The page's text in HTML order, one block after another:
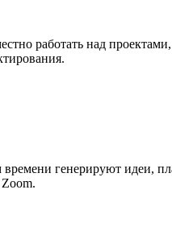
работать над
генерируют идеи,